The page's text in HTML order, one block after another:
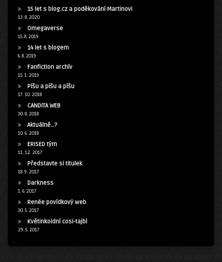
15 let s blog.cz a poděkování Martinovi
13. 8. 2020
Omegaverse
15. 8. 2019
14 let s blogem
6. 8. 2019
Fanfiction archív
15. 1. 2019
Píšu a píšu a píšu
17. 10. 2018
CANDITA WEB
30. 8. 2018
Aktuálně…?
10. 6. 2018
ERISED tým
11. 12. 2017
Představte si titulek
18. 9. 2017
Darkness
1. 6. 2017
Renée povídkový web
30. 5. 2017
Květinkoidní cosi-tajbl
29. 5. 2017